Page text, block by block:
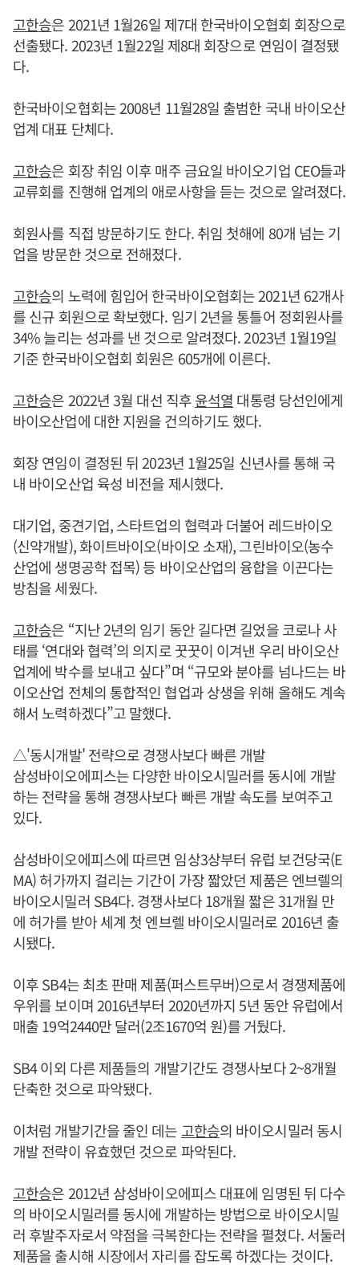
고한승은 2021년 1월26일 제7대 한국바이오협회 회장으로
선출됐다. 2023년 1월22일 제8대 회장으로 연임이 결정됐
다.
한국바이오협회는 2008년 11월28일 출범한 국내 바이오산
업계 대표 단체다.
고한승은 회장 취임 이후 매주 금요일 바이오기업 CEO들과
교류회를 진행해 업계의 애로사항을 듣는 것으로 알려졌다.
회원사를 직접 방문하기도 한다. 취임 첫해에 80개 넘는 기
업을 방문한 것으로 전해졌다.
고한승의 노력에 힘입어 한국바이오협회는 2021년 62개사
를 신규 회원으로 확보했다. 임기 2년을 통틀어 정회원사를
34% 늘리는 성과를 낸 것으로 알려졌다. 2023년 1월19일
기준 한국바이오협회 회원은 605개에 이른다.
고한승은 2022년 3월 대선 직후윤석열 대통령 당선인에게
바이오산업에 대한 지원을 건의하기도 했다.
회장 연임이 결정된 뒤 2023년 1월25일 신년사를 통해 국
내 바이오산업 육성 비전을 제시했다.
대기업, 중견기업, 스타트업의 협력과 더불어 레드바이오
(신약개발), 화이트바이오(바이오 소재), 그린바이오(농수
산업에 생명공학 접목) 등 바이오산업의 융합을 이끈다는
방침을 세웠다.
고한승은 “지난 2년의 임기 동안 길다면 길었을 코로나 사
태를 ‘연대와 협력’의 의지로 꿋꿋이 이겨낸 우리 바이오산
업계에 박수를 보내고 싶다”며 “규모와 분야를 넘나드는 바
이오산업 전체의 통합적인 협업과 상생을 위해 올해도 계속
해서 노력하겠다”고 말했다.
△'동시개발' 전략으로 경쟁사보다 빠른 개발
삼성바이오에피스는 다양한 바이오시밀러를 동시에 개발
하는 전략을 통해 경쟁사보다 빠른 개발 속도를 보여주고
있다.
삼성바이오에피스에 따르면 임상3상부터 유럽 보건당국(E
MA) 허가까지 걸리는 기간이 가장 짧았던 제품은 엔브렐의
바이오시밀러 SB4다. 경쟁사보다 18개월 짧은 31개월 만
에 허가를 받아 세계 첫 엔브렐 바이오시밀러로 2016년 출
시됐다.
이후 SB4는 최초 판매 제품(퍼스트무버)으로서 경쟁제품에
우위를 보이며 2016년부터 2020년까지 5년 동안 유럽에서
매출 19억2440만 달러(2조1670억 원)를 거뒀다.
SB4 이외 다른 제품들의 개발기간도 경쟁사보다 2~8개월
단축한 것으로 파악됐다.
이처럼 개발기간을 줄인 데는 고한승의 바이오시밀러 동시
개발 전략이 유효했던 것으로 파악된다.
고한승은 2012년 삼성바이오에피스 대표에 임명된 뒤 다수
의 바이오시밀러를 동시에 개발하는 방법으로 바이오시밀
러 후발주자로서 약점을 극복한다는 전략을 펼쳤다. 서둘러
제품을 출시해 시장에서 자리를 잡도록 하겠다는 것이다.